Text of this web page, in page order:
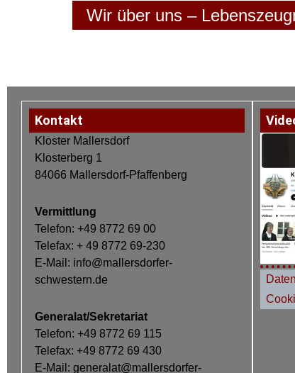
Wir über uns –
Kontakt
Kloster Mallersdorf
Klosterberg 1
84066 Mallersdorf-Pfaffenberg
Vermittlung
Telefon: +49 8772 69 00
Telefax: + 49 8772 69-230
E-Mail: info@mallersdorfer-
schwestern.de
Generalat/Sekretariat
Telefon: +49 8772 69 115
Telefax: +49 8772 69 430
E-Mail: generalat@mallersdorfer-